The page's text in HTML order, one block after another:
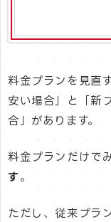
料金プランを見直
安い場合」と「新
合」があります。
料金プランだけで
す 。
ただし、従来プラ